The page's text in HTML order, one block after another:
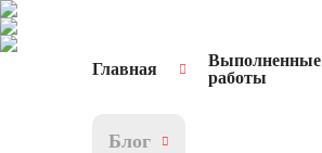
Главная
Выполненные
работы
Блог